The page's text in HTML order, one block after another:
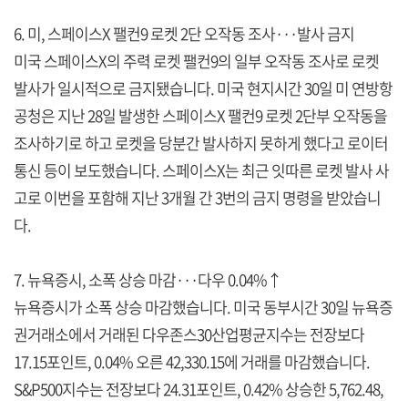
6. 미, 스페이스X 팰컨9 로켓 2단 오작동 조사···발사 금지
미국 스페이스X의 주력 로켓 팰컨9의 일부 오작동 조사로 로켓
발사가 일시적으로 금지됐습니다. 미국 현지시간 30일 미 연방항
공청은 지난 28일 발생한 스페이스X 팰컨9 로켓 2단부 오작동을
조사하기로 하고 로켓을 당분간 발사하지 못하게 했다고 로이터
통신 등이 보도했습니다. 스페이스X는 최근 잇따른 로켓 발사 사
고로 이번을 포함해 지난 3개월 간 3번의 금지 명령을 받았습니
다.
7. 뉴욕증시, 소폭 상승 마감···다우 0.04%↑
뉴욕증시가 소폭 상승 마감했습니다. 미국 동부시간 30일 뉴욕증
권거래소에서 거래된 다우존스30산업평균지수는 전장보다
17.15포인트, 0.04% 오른 42,330.15에 거래를 마감했습니다.
S&P500지수는 전장보다 24.31포인트, 0.42% 상승한 5,762.48,